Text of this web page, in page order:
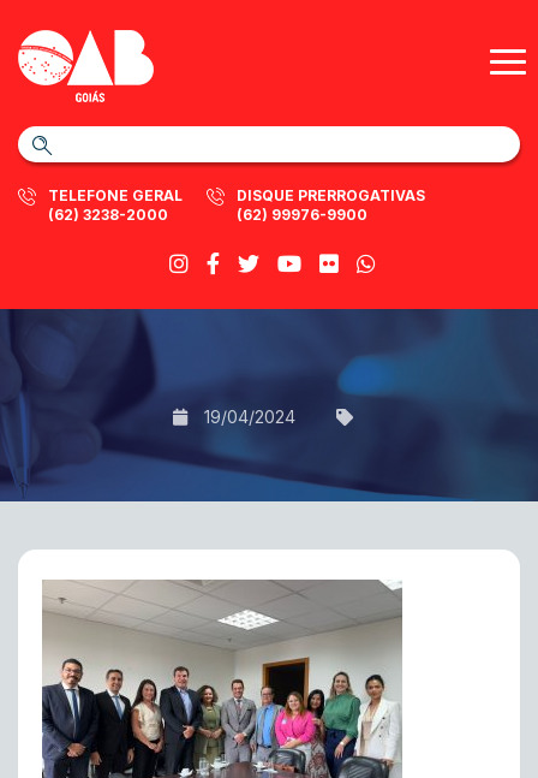
TELEFONE GERAL
(62) 3238-2000
DISQUE PRERROGATIVAS
(62) 99976-9900
19/04/2024